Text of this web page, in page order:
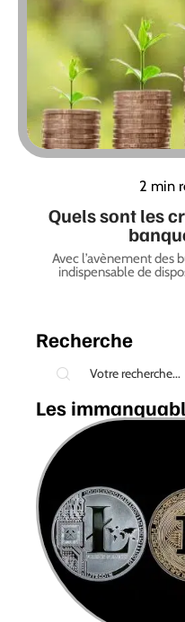
2 min
Quels sont les
Avec l’avènement des
indispensable de
Recherche
Les